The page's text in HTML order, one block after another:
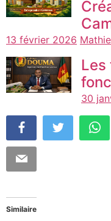
13 février 2026
30
Similaire